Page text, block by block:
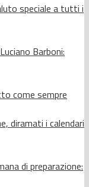
speciale a tutti i
Barboni:
come sempre
diramati i calendari
di preparazione: